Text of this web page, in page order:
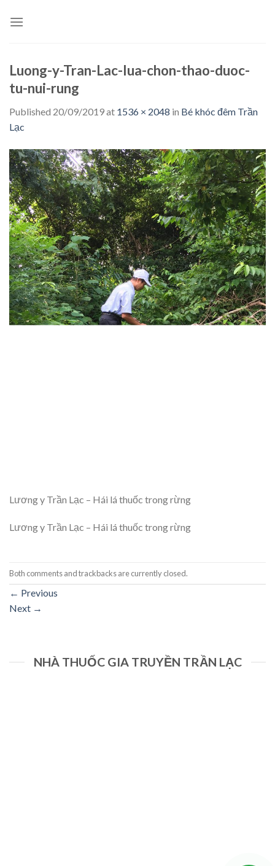
Luong-y-Tran-Lac-lua-chon-thao-duoc-
tu-nui-rung
Published 20/09/2019at 1536 × 2048 in Bé khóc đêm Trần
Lạc
Lương y Trần Lạc – Hái lá thuốc trong rừng
Lương y Trần Lạc – Hái lá thuốc trong rừng
Both comments and trackbacks are currently closed.
← Previous
Next →
NHÀ THUỐC GIA TRUYỀN TRẦN LẠC